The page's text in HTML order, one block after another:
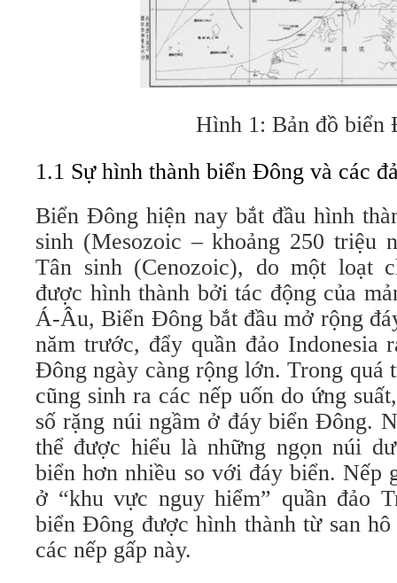
Hình 1: Bản đồ biển
1.1 Sự hình thành biển Đông và các
Biển Đông hiện nay bắt đầu hình
sinh (Mesozoic – khoảng 250 triệu
Tân sinh (Cenozoic), do một loạt
được hình thành bởi tác động của
Á-Âu, Biển Đông bắt đầu mở rộng
năm trước, đẩy quần đảo Indonesia
Đông ngày càng rộng lớn. Trong quá
cũng sinh ra các nếp uốn do ứng
số rặng núi ngầm ở đáy biển Đông.
thể được hiểu là những ngọn núi
biển hơn nhiều so với đáy biển. Nếp
ở “khu vực nguy hiểm” quần đảo
biển Đông được hình thành từ san
các nếp gấp này.